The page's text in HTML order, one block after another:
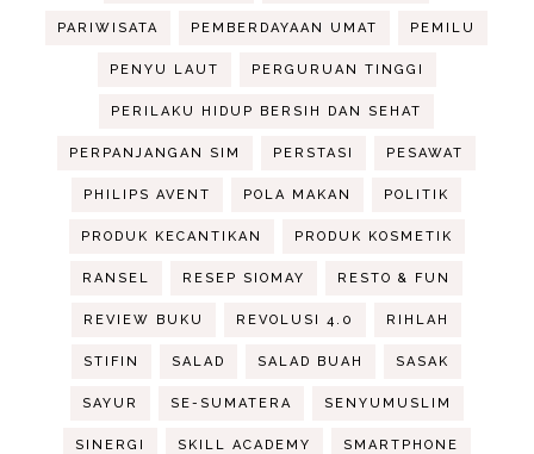
PARIWISATA PEMBERDAYAAN UMAT PEMILU
PENYU LAUT PERGURUAN TINGGI
PERILAKU HIDUP BERSIH DAN SEHAT
PERPANJANGAN SIM PERSTASI PESAWAT
PHILIPS AVENT POLA MAKAN POLITIK
PRODUK KECANTIKAN PRODUK KOSMETIK
RANSEL RESEP SIOMAY RESTO & FUN
REVIEW BUKU REVOLUSI 4.0 RIHLAH
STIFIN SALAD SALAD BUAH SASAK
SAYUR SE-SUMATERA SENYUMUSLIM
SINERGI SKILL ACADEMY SMARTPHONE